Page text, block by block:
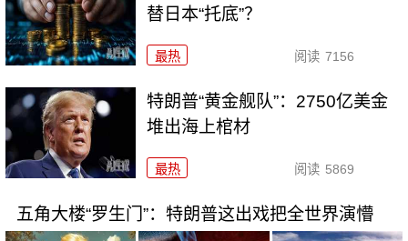
替日本“托底”？
最热 阅读 7156
特朗普“黄金舰队”：2750亿美金
堆出海上棺材
最热 阅读 5869
五角大楼“罗生门”：特朗普这出戏把全世界演懵